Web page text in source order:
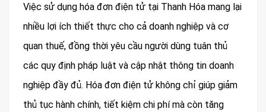
Việc sử dụng hóa đơn điện tử tại Thanh Hóa mang lại
nhiều lợi ích thiết thực cho cả doanh nghiệp và cơ
quan thuế, đồng thời yêu cầu người dùng tuân thủ
các quy định pháp luật và cập nhật thông tin doanh
nghiệp đầy đủ. Hóa đơn điện tử không chỉ giúp giảm
thủ tục hành chính, tiết kiệm chi phí mà còn tăng